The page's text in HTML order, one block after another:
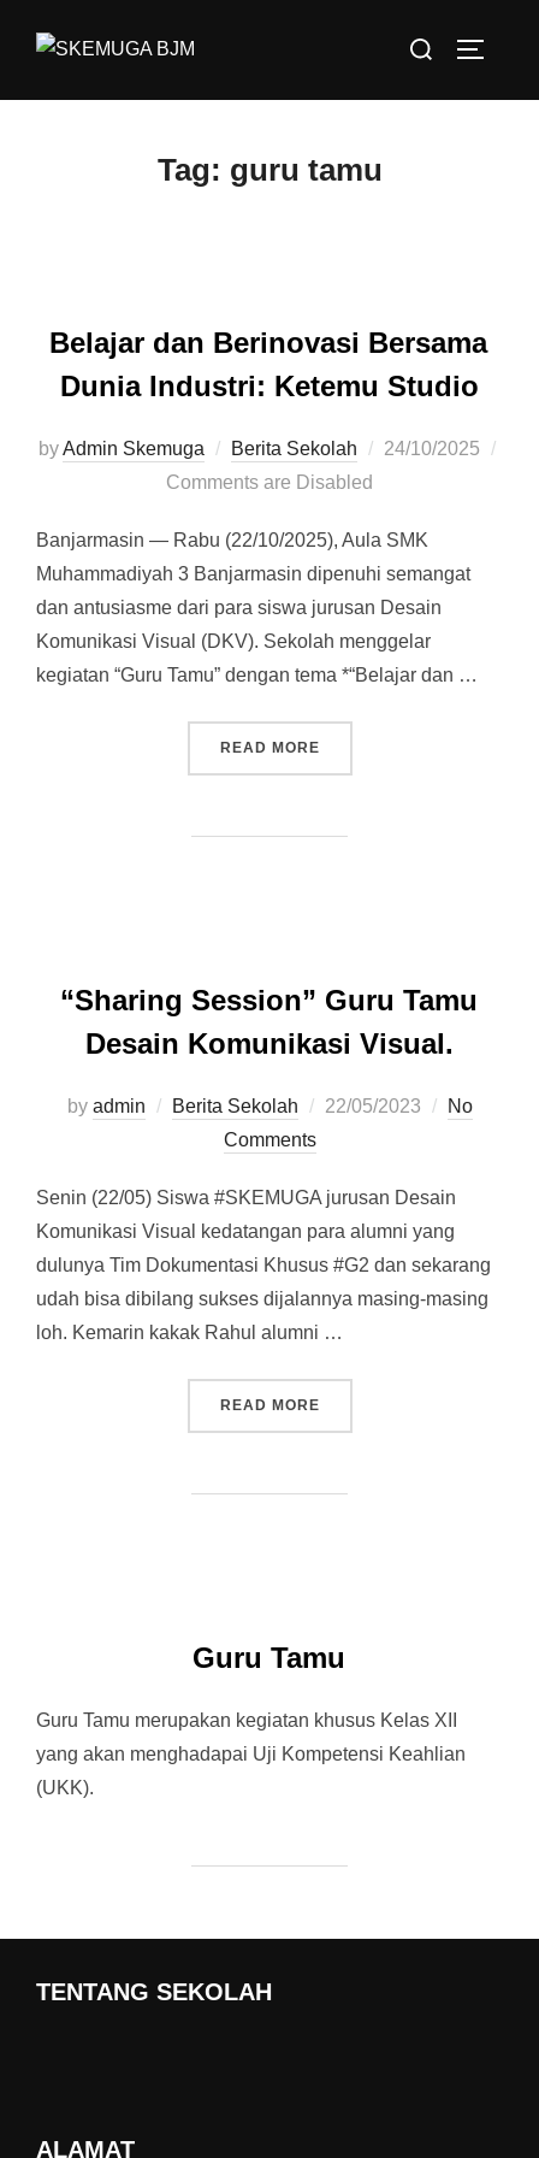
Search
Tag: guru tamu
Belajar dan Berinovasi Bersama
Dunia Industri: Ketemu Studio
byAdmin Skemuga Berita Sekolah
Posted
24/10/2025
Comments are Disabled
Banjarmasin — Rabu (22/10/2025), Aula SMK
Muhammadiyah 3 Banjarmasin dipenuhi semangat
dan antusiasme dari para siswa jurusan Desain
Komunikasi Visual (DKV). Sekolah menggelar
kegiatan “Guru Tamu” dengan tema *“Belajar dan …
READ MORE
“Sharing Session” Guru Tamu
Desain Komunikasi Visual.
by admin Berita Sekolah
Posted
22/05/2023
No
Comments
Senin (22/05) Siswa #SKEMUGA jurusan Desain
Komunikasi Visual kedatangan para alumni yang
dulunya Tim Dokumentasi Khusus #G2 dan sekarang
udah bisa dibilang sukses dijalannya masing-masing
loh. Kemarin kakak Rahul alumni …
READ MORE
Guru Tamu
Guru Tamu merupakan kegiatan khusus Kelas XII
yang akan menghadapai Uji Kompetensi Keahlian
(UKK).
TENTANG SEKOLAH
ALAMAT